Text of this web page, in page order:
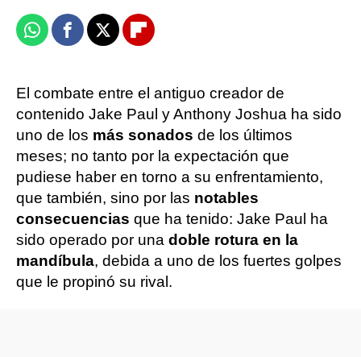
WhatsappFacebook
X Flipboard
El combate entre el antiguo creador de
contenido Jake Paul y Anthony Joshua ha sido
uno de los más sonados de los últimos
meses; no tanto por la expectación que
pudiese haber en torno a su enfrentamiento,
que también, sino por las notables
consecuencias que ha tenido: Jake Paul ha
sido operado por una doble rotura en la
mandíbula, debida a uno de los fuertes golpes
que le propinó su rival.